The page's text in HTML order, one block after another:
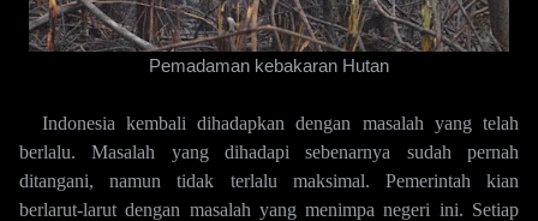
Pemadaman kebakaran Hutan
Indonesia kembali dihadapkan dengan masalah yang telah
berlalu. Masalah yang dihadapi sebenarnya sudah pernah
ditangani, namun tidak terlalu maksimal. Pemerintah kian
berlarut-larut dengan masalah yang menimpa negeri ini. Setiap